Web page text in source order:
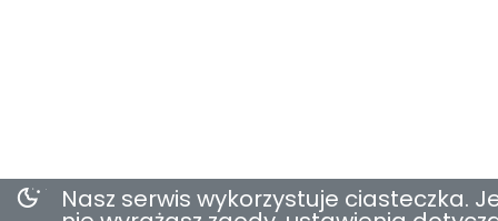
Nasz serwis wykorzystuje ciasteczka.